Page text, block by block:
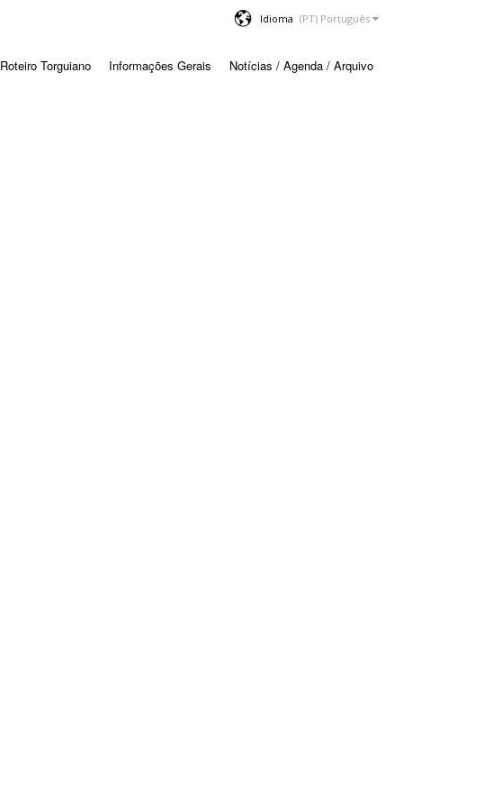
Idioma
Roteiro Torguiano Informações Gerais Notícias / Agenda / Arquivo